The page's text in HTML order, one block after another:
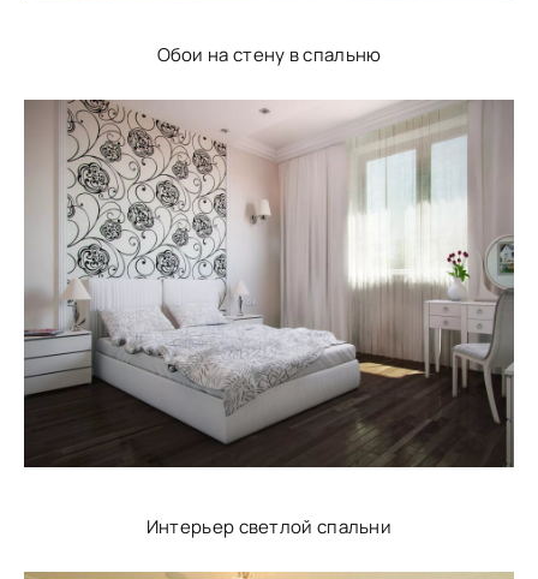
Обои на стену в спальню
Интерьер светлой спальни